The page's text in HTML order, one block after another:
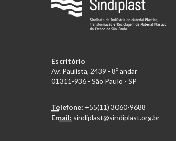
Escritório
Av. Paulista, 2439 - 8º andar
01311-936 - São Paulo - SP
Telefone: +55(11) 3060-9688
Email: sindiplast@sindiplast.org.br